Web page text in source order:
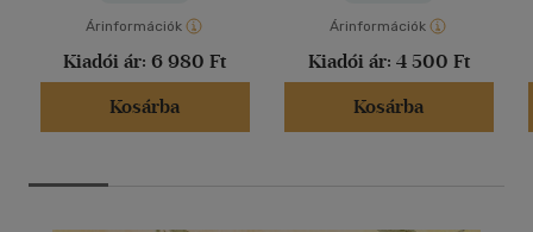
Árinformációk
Kiadói ár: 6 980 Ft
Kosárba
Árinformációk
Kiadói ár: 4 500 Ft
Kosárba